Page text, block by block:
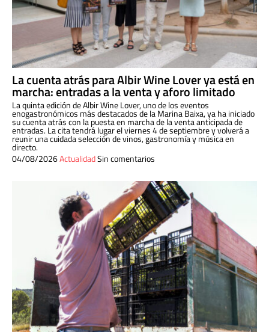
La cuenta atrás para Albir Wine Lover ya está en
marcha: entradas a la venta y aforo limitado
La quinta edición de Albir Wine Lover, uno de los eventos
enogastronómicos más destacados de la Marina Baixa, ya ha iniciado
su cuenta atrás con la puesta en marcha de la venta anticipada de
entradas. La cita tendrá lugar el viernes 4 de septiembre y volverá a
reunir una cuidada selección de vinos, gastronomía y música en
directo.
04/08/2026ActualidadSin comentarios